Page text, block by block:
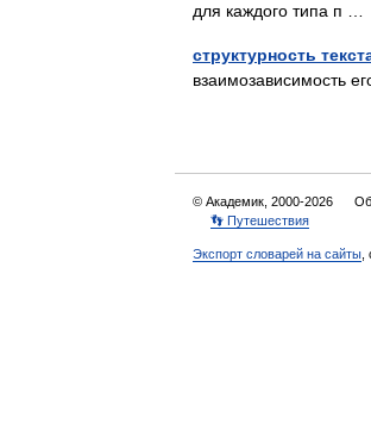
для каждого типа п …
структурность
взаимозависимость
© Академик, 2000-2026
👣 Путешествия
Экспорт словарей на сайты